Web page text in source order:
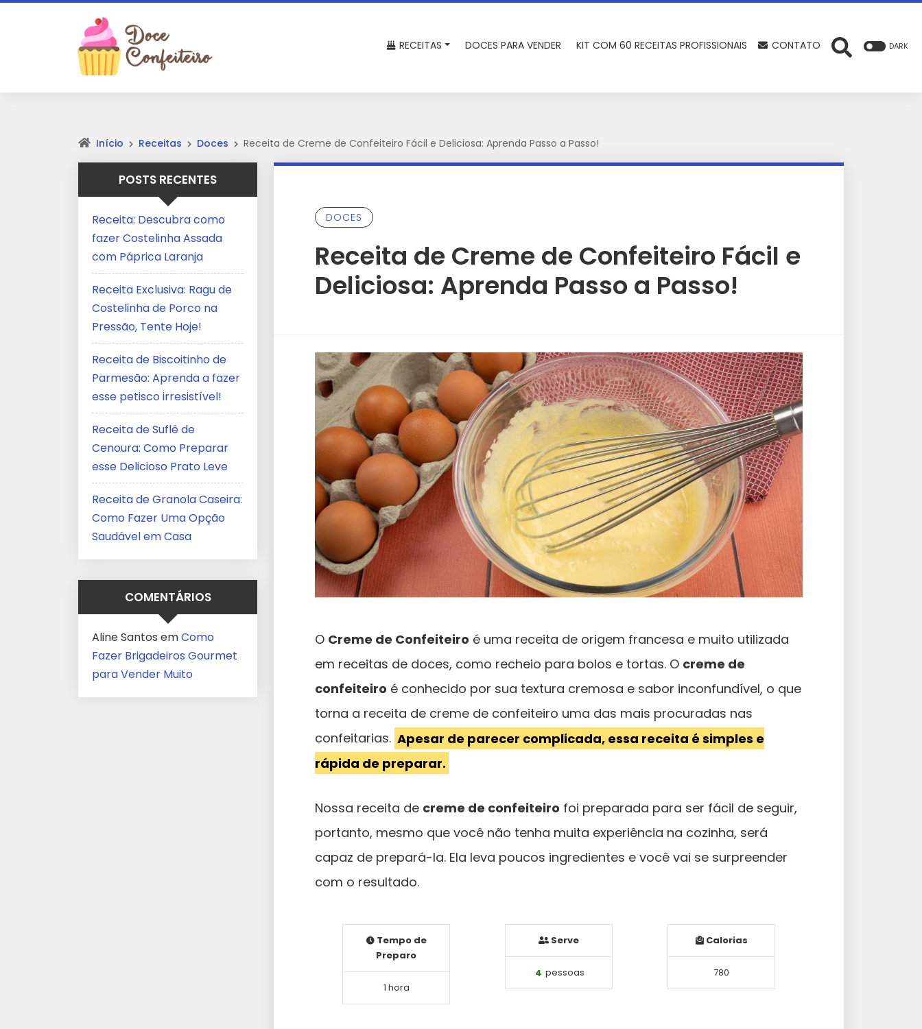
RECEITAS DOCES PARA VENDER KIT COM 60 RECEITAS PROFISSIONAIS CONTATO DARK
Início Receitas Doces Receita de Creme de Confeiteiro Fácil e Deliciosa: Aprenda Passo a Passo!
DOCES
Receita de Creme de Confeiteiro Fácil e
Deliciosa: Aprenda Passo a Passo!
O Creme de Confeiteiro é uma receita de origem francesa e muito utilizada
em receitas de doces, como recheio para bolos e tortas. O creme de
confeiteiro é conhecido por sua textura cremosa e sabor inconfundível, o que
torna a receita de creme de confeiteiro uma das mais procuradas nas
confeitarias. Apesar de parecer complicada, essa receita é simples e
rápida de preparar.
Nossa receita de creme de confeiteiro foi preparada para ser fácil de seguir,
portanto, mesmo que você não tenha muita experiência na cozinha, será
capaz de prepará-la. Ela leva poucos ingredientes e você vai se surpreender
com o resultado.
Tempo de
Preparo
1 hora
Serve
4 pessoas
Calorias
780
POSTS RECENTES
Receita: Descubra como
fazer Costelinha Assada
com Páprica Laranja
Receita Exclusiva: Ragu de
Costelinha de Porco na
Pressão, Tente Hoje!
Receita de Biscoitinho de
Parmesão: Aprenda a fazer
esse petisco irresistível!
Receita de Suflê de
Cenoura: Como Preparar
esse Delicioso Prato Leve
Receita de Granola Caseira:
Como Fazer Uma Opção
Saudável em Casa
COMENTÁRIOS
Aline Santos emComo
Fazer Brigadeiros Gourmet
para Vender Muito